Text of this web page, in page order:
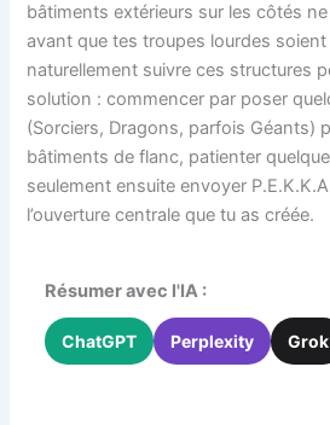
bâtiments extérieurs sur les côtés
avant que tes troupes lourdes
naturellement suivre ces structures
solution : commencer par poser
(Sorciers, Dragons, parfois Géants)
bâtiments de flanc, patienter
seulement ensuite envoyer
l’ouverture centrale que tu as créée.
Résumer avec l'IA :
ChatGPT Perplexity Grok